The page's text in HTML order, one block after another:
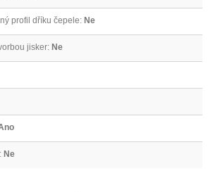
profil dříku čepele: Ne
jisker: Ne
Ne